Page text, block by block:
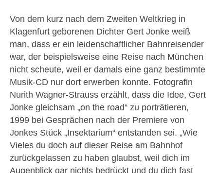
Von dem kurz nach dem Zweiten Weltkrieg in
Klagenfurt geborenen Dichter Gert Jonke weiß
man, dass er ein leidenschaftlicher Bahnreisender
war, der beispielsweise eine Reise nach München
nicht scheute, weil er damals eine ganz bestimmte
Musik-CD nur dort erwerben konnte. Fotografin
Nurith Wagner-Strauss erzählt, dass die Idee, Gert
Jonke gleichsam „on the road“ zu porträtieren,
1999 bei Gesprächen nach der Premiere von
Jonkes Stück „Insektarium“ entstanden sei. „Wie
Vieles du doch auf dieser Reise am Bahnhof
zurückgelassen zu haben glaubst, weil dich im
Augenblick gar nichts bedrückt und du dich fast